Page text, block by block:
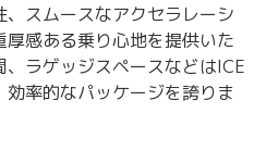
スムースなアクセラレーシ
厚感ある乗り心地を提供いた
、ラゲッジスペースなどはICE
率的なパッケージを誇りま